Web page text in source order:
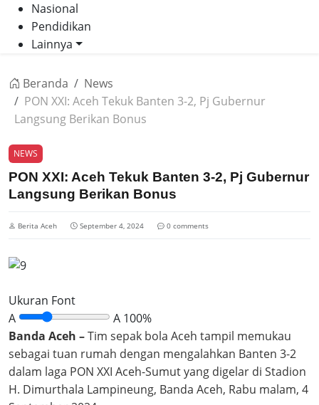
Nasional
Pendidikan
Lainnya
Beranda
News
PON XXI: Aceh Tekuk Banten 3-2, Pj Gubernur
Langsung Berikan Bonus
NEWS
PON XXI: Aceh Tekuk Banten 3-2, Pj Gubernur
Langsung Berikan Bonus
Berita Aceh September 4, 2024 0 comments
Ukuran Font
A
A 100%
Banda Aceh –Tim sepak bola Aceh tampil memukau
sebagai tuan rumah dengan mengalahkan Banten 3-2
dalam laga PON XXI Aceh-Sumut yang digelar di Stadion
H. Dimurthala Lampineung, Banda Aceh, Rabu malam, 4